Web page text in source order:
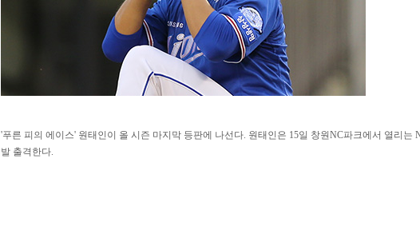
'푸른 피의 에이스' 원태인이 올 시즌 마지막 등판에 나선다. 원태인은 15일 창원NC파크에서 열리는
발 출격한다.